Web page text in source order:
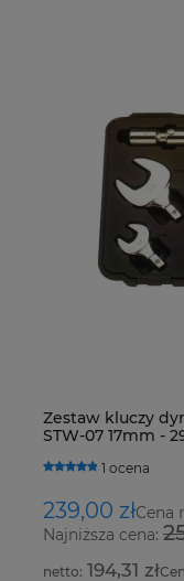
Zestaw kluczy
STW-07 17mm -
1 ocena
239,00 złCena
Najniższa cena:
194,31 zł